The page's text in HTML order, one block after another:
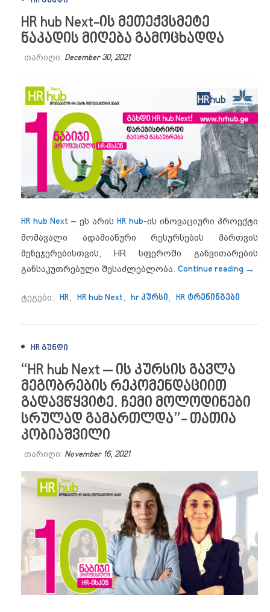
HR hub Next-ის მეთექვსმეტე
ნაკადის მიღება გამოცხადდა
თარიღი: December 30, 2021
HR hub Next – ეს არის HR hub-ის ინოვაციური პროექტი
მომავალი ადამიანური რესურსების მართვის
მენეჯერებისთვის, HR სფეროში განვითარების
განსაკუთრებული შესაძლებლობა. Continue reading “HR
→
ტეგები: HR, HR hub Next, hr კურსი, HR ტრენინგები
HR ᲒᲣᲜᲓᲘ
“HR hub Next – ის კურსის გავლა
მეგობრების რეკომენდაციით
გადავწყვიტე. ჩემი მოლოდინები
სრულად გამართლდა”- თათია
კობიაშვილი
თარიღი: November 16, 2021